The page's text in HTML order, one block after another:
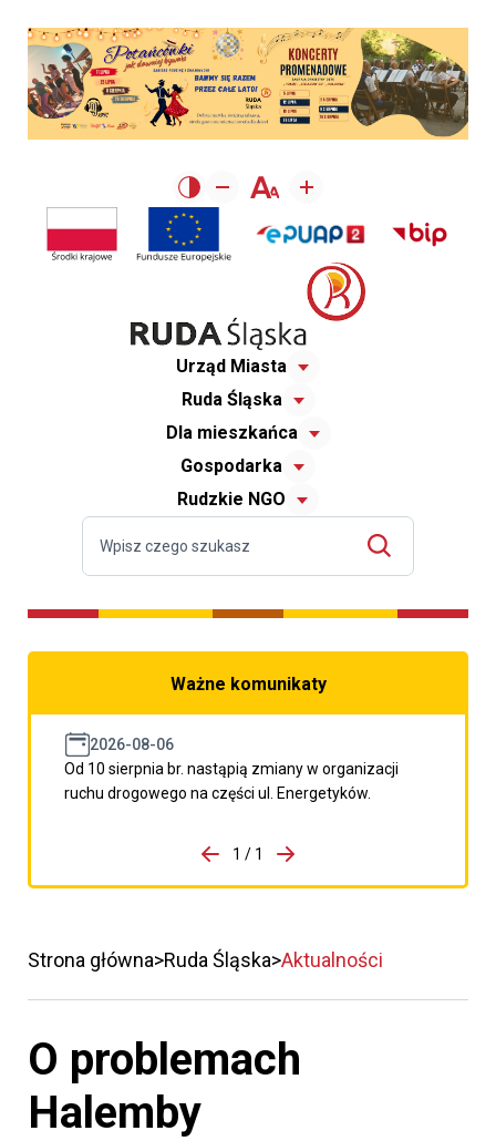
Urząd Miasta
Ruda Śląska
Dla mieszkańca
Gospodarka
Rudzkie NGO
Ważne komunikaty
2026-08-06
Od 10 sierpnia br. nastąpią zmiany w organizacji
ruchu drogowego na części ul. Energetyków.
porzpedniego komunikatu
1 / 1
Przejdź do następnego
Strona główna Ruda Śląska Aktualności
O problemach
Halemby